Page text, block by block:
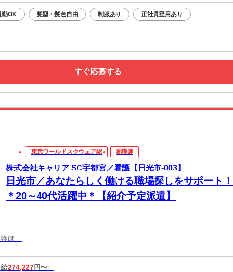
勤OK 髪型・髪色自由 制服あり 正社員登用あり
すぐ応募する
東武ワールドスクウェア駅 看護師
株式会社キャリア SC宇都宮／看護【日光市-003】
日光市／あなたらしく働ける職場探しをサポート！
＊20～40代活躍中＊【紹介予定派遣】
護師
給274,227円〜